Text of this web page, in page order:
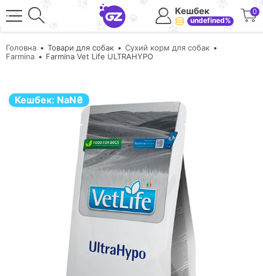
Кешбек
undefined%
0
Головна Товари для собак
Сухий корм для собак
Farmina
Farmina Vet Life ULTRAHYPO
Кешбек: NaN₴